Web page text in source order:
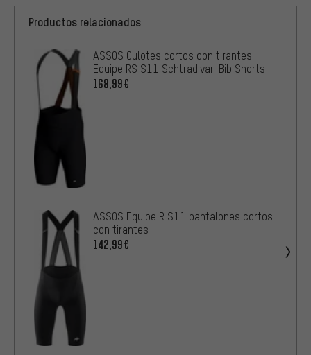
Productos relacionados
ASSOS Culotes cortos con tirantes
Equipe RS S11 Schtradivari Bib Shorts
168,99€
ASSOS Equipe R S11 pantalones cortos
con tirantes
142,99€